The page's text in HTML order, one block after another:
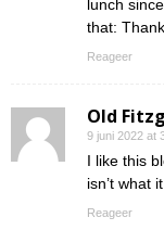
lunch
that:
Reageer
Old
9 juni 2022 at
I like this
isn’t what
Reageer